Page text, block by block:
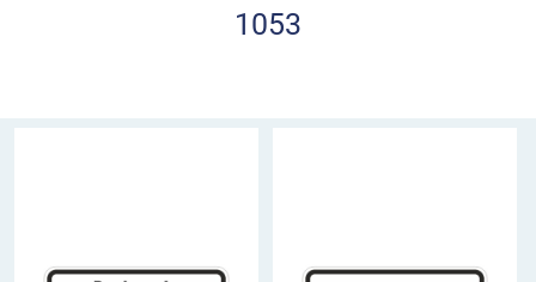
1053